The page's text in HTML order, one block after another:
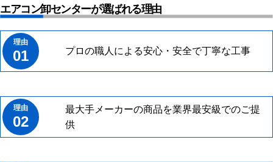
エアコン卸センターが選ばれる理由
01 プロの職人による安心・安全で丁寧な工事
02
最大手メーカーの商品を業界最安級でのご提
供